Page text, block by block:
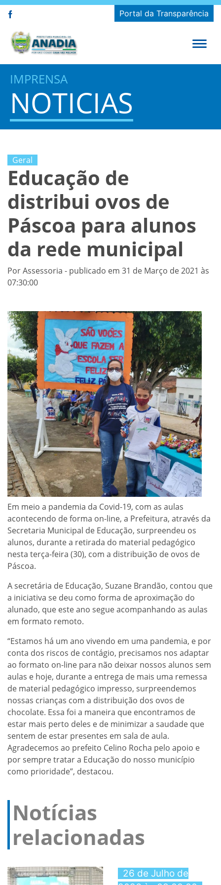
Portal da Transparência
IMPRENSA
NOTICIAS
Geral
Educação de
distribui ovos de
Páscoa para alunos
da rede municipal
Por Assessoria - publicado em 31 de Março de 2021 às
07:30:00
Em meio a pandemia da Covid-19, com as aulas
acontecendo de forma on-line, a Prefeitura, através da
Secretaria Municipal de Educação, surpreendeu os
alunos, durante a retirada do material pedagógico
nesta terça-feira (30), com a distribuição de ovos de
Páscoa.
A secretária de Educação, Suzane Brandão, contou que
a iniciativa se deu como forma de aproximação do
alunado, que este ano segue acompanhando as aulas
em formato remoto.
“Estamos há um ano vivendo em uma pandemia, e por
conta dos riscos de contágio, precisamos nos adaptar
ao formato on-line para não deixar nossos alunos sem
aulas e hoje, durante a entrega de mais uma remessa
de material pedagógico impresso, surpreendemos
nossas crianças com a distribuição dos ovos de
chocolate. Essa foi a maneira que encontramos de
estar mais perto deles e de minimizar a saudade que
sentem de estar presentes em sala de aula.
Agradecemos ao prefeito Celino Rocha pelo apoio e
por sempre tratar a Educação do nosso município
como prioridade”, destacou.
Notícias
relacionadas
26 de Julho de